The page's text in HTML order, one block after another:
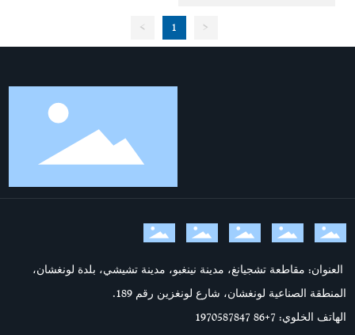
<
1
>
العنوان: مقاطعة تشجيانغ، مدينة نينغبو، مدينة تشيشي، بلدة لونغشان،
المنطقة الصناعية لونغشان، شارع لونغزين رقم 189.
الهاتف الخلوي: 7 +86 1970587847